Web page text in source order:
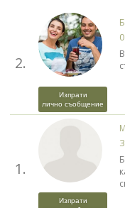
2.
Изпрати
лично съобщение
1.
Изпрати